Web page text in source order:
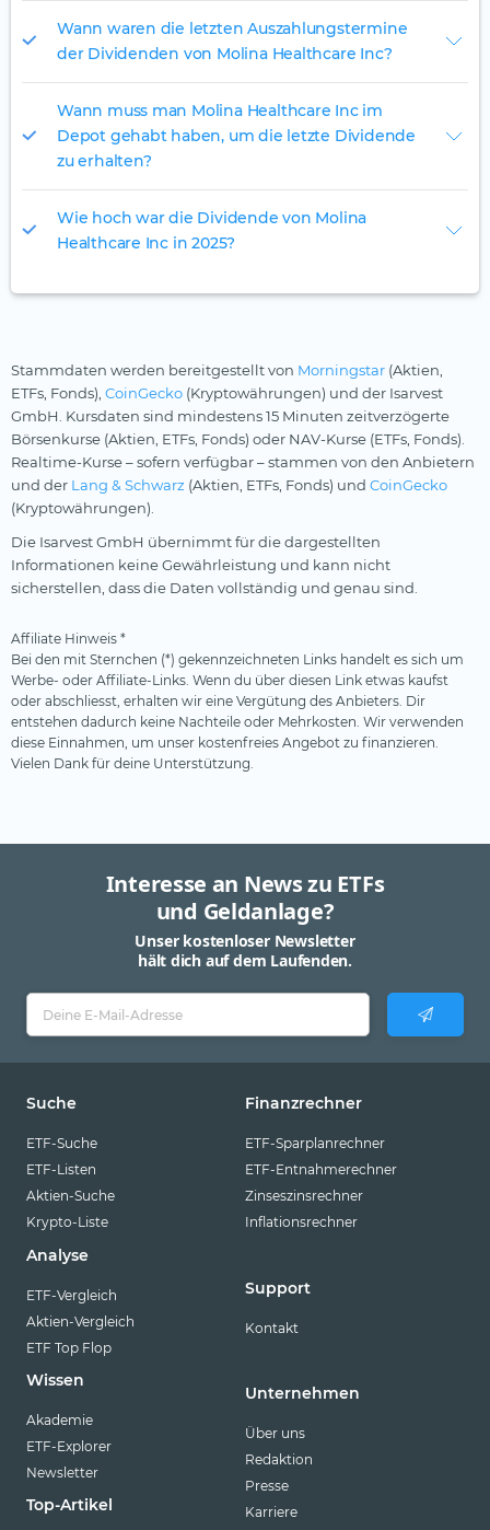
Wann waren die letzten Auszahlungstermine
der Dividenden von Molina Healthcare Inc?
Wann muss man Molina Healthcare Inc im
Depot gehabt haben, um die letzte Dividende
zu erhalten?
Wie hoch war die Dividende von Molina
Healthcare Inc in 2025?
Stammdaten werden bereitgestellt von Morningstar (Aktien,
ETFs, Fonds), CoinGecko (Kryptowährungen) und der Isarvest
GmbH. Kursdaten sind mindestens 15 Minuten zeitverzögerte
Börsenkurse (Aktien, ETFs, Fonds) oder NAV-Kurse (ETFs, Fonds).
Realtime-Kurse – sofern verfügbar – stammen von den Anbietern
und der Lang & Schwarz (Aktien, ETFs, Fonds) und CoinGecko
(Kryptowährungen).
Die Isarvest GmbH übernimmt für die dargestellten
Informationen keine Gewährleistung und kann nicht
sicherstellen, dass die Daten vollständig und genau sind.
Affiliate Hinweis *
Bei den mit Sternchen (*) gekennzeichneten Links handelt es sich um
Werbe- oder Affiliate-Links. Wenn du über diesen Link etwas kaufst
oder abschliesst, erhalten wir eine Vergütung des Anbieters. Dir
entstehen dadurch keine Nachteile oder Mehrkosten. Wir verwenden
diese Einnahmen, um unser kostenfreies Angebot zu finanzieren.
Vielen Dank für deine Unterstützung.
Interesse an News zu ETFs
und Geldanlage?
Unser kostenloser Newsletter
hält dich auf dem Laufenden.
Suche
ETF-Suche
ETF-Listen
Aktien-Suche
Krypto-Liste
Analyse
ETF-Vergleich
Aktien-Vergleich
ETF Top Flop
Wissen
Akademie
ETF-Explorer
Newsletter
Top-Artikel
Finanzrechner
ETF-Sparplanrechner
ETF-Entnahmerechner
Zinseszinsrechner
Inflationsrechner
Support
Kontakt
Unternehmen
Über uns
Redaktion
Presse
Karriere